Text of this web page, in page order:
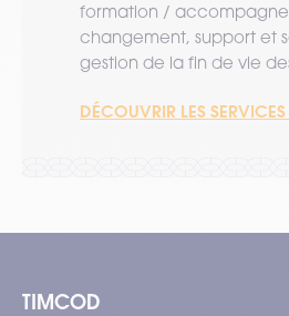
formation /
changement, support et
gestion de la fin de vie
DÉCOUVRIR LES
TIMCOD